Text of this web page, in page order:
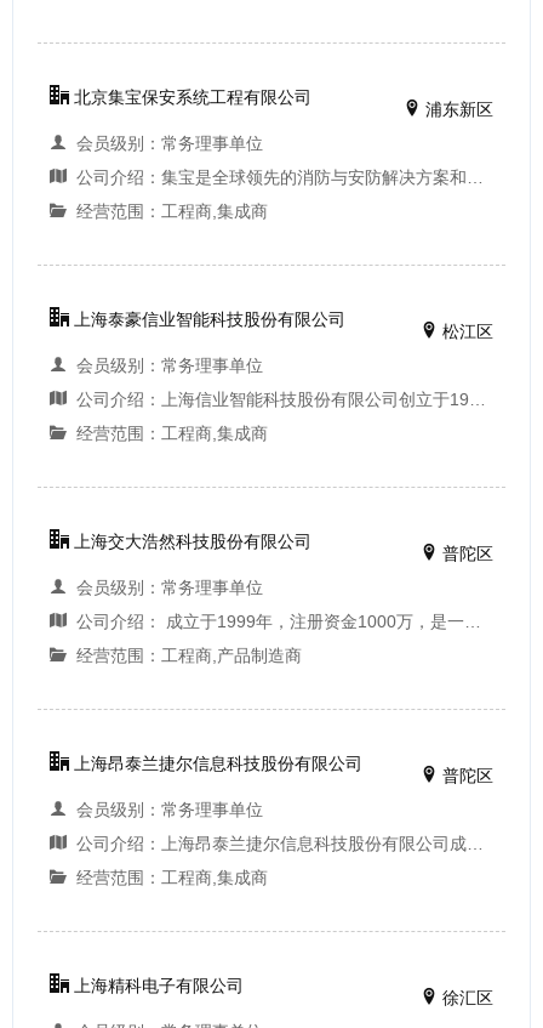
北京集宝保安系统工程有限公司
浦东新区
会员级别：常务理事单位
公司介绍：集宝是全球领先的消防与安防解决方案和服务供应商。超过200 年来，我们致力保护人们的生命和财产。今天，我们通过遍布全球17 个国家的员工、超过200 个分支机构组成的网络，让世界变得更安全，让人们安心。我们的消防、安防及监控服务覆盖全球超过10...
经营范围：工程商,集成商
上海泰豪信业智能科技股份有限公司
松江区
会员级别：常务理事单位
公司介绍：上海信业智能科技股份有限公司创立于1998年，注册资金5000万，资产规模已达3亿元，员工人数由最早的十几人发展到目前的近二百人。上海信业，智慧城市解决方案提供商。公司围绕智慧城市建设需求依托智能建筑、能源、环保等方面的丰富行业经验，通过...
经营范围：工程商,集成商
上海交大浩然科技股份有限公司
普陀区
会员级别：常务理事单位
公司介绍： 成立于1999年，注册资金1000万，是一家以数字监控系统开发和系统集成作为主营业务的高科技股份制企业。以 “以高科技服务顾客”为企业宗旨，以“高质量、重服务、守信誉”为服务宗旨，公司由上海交通大学发起，以上海交大为技术支撑，给客户提供...
经营范围：工程商,产品制造商
上海昂泰兰捷尔信息科技股份有限公司
普陀区
会员级别：常务理事单位
公司介绍：上海昂泰兰捷尔信息科技股份有限公司成立于1998年2月，注册资金3000万元。主要从事领域为建筑智能化、安全技术防范工程、系统集成软件的研究开发、设计、安装、调试、维护等技术服务。经过十几年的探索与不断创新，目前已发展成为一个集系统集成、...
经营范围：工程商,集成商
上海精科电子有限公司
徐汇区